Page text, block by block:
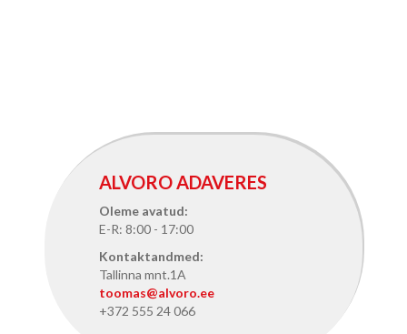
ALVORO ADAVERES
Oleme avatud:
E-R: 8:00 - 17:00
Kontaktandmed:
Tallinna mnt.1A
toomas@alvoro.ee
+372 555 24 066